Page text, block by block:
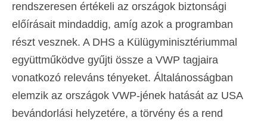
rendszeresen értékeli az országok biztonsági
előírásait mindaddig, amíg azok a programban
részt vesznek. A DHS a Külügyminisztériummal
együttműködve gyűjti össze a VWP tagjaira
vonatkozó releváns tényeket. Általánosságban
elemzik az országok VWP-jének hatását az USA
bevándorlási helyzetére, a törvény és a rend